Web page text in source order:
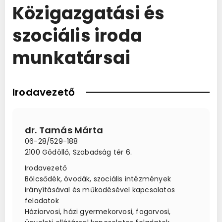
Közigazgatási és
szociális iroda
munkatársai
Irodavezető
dr. Tamás Márta
06-28/529-188
2100 Gödöllő, Szabadság tér 6.
Irodavezető
Bölcsődék, óvodák, szociális intézmények
irányításával és működésével kapcsolatos
feladatok
Háziorvosi, házi gyermekorvosi, fogorvosi,